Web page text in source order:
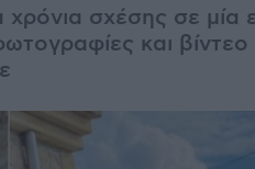
σχέσης σε μία
και